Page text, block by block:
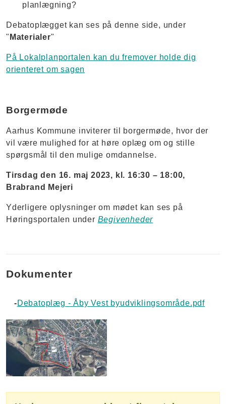
planlægning?
Debatoplægget kan ses på denne side, under
" Materialer"
På Lokalplanportalen kan du fremover holde dig
orienteret om sagen
Borgermøde
Aarhus Kommune inviterer til borgermøde, hvor der
vil være mulighed for at høre oplæg om og stille
spørgsmål til den mulige omdannelse.
Tirsdag den 16. maj 2023, kl. 16:30 – 18:00,
Brabrand Mejeri
Yderligere oplysninger om mødet kan ses på
Høringsportalen under Begivenheder
Dokumenter
Debatoplæg - Åby Vest byudviklingsområde.pdf
-
-